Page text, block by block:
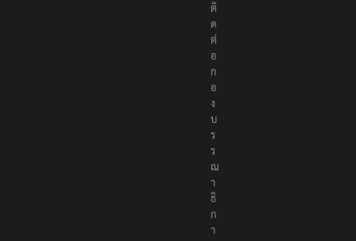
ติ
ด
ต่
อ
ก
อ
ง
บ
ร
ร
ณ
า
ธิ
ก
า